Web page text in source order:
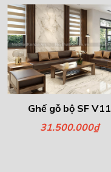
Ghế gỗ bộ SF V11
31.500.000₫